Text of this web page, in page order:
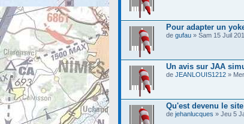
Pour adapter un
de gufau » Sam 15 Juil
Un avis sur JAA
de JEANLOUIS1212 »
Qu'est devenu le
de jehanlucques » Jeu 5